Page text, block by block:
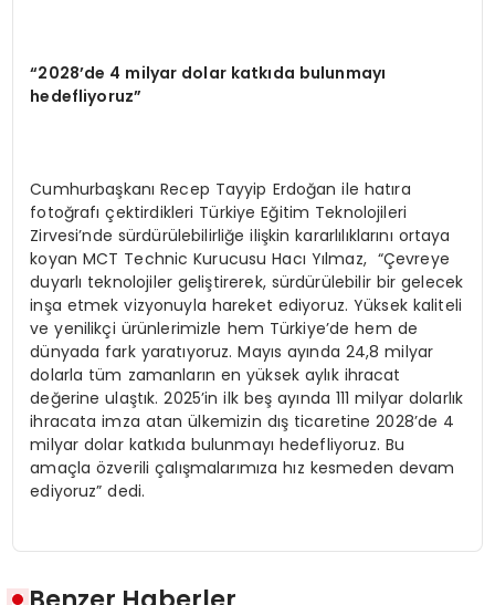
“2028’de 4 milyar dolar katkıda bulunmayı
hedefliyoruz”
Cumhurbaşkanı Recep Tayyip Erdoğan ile hatıra
fotoğrafı çektirdikleri Türkiye Eğitim Teknolojileri
Zirvesi’nde sürdürülebilirliğe ilişkin kararlılıklarını ortaya
koyan MCT Technic Kurucusu Hacı Yılmaz, “Çevreye
duyarlı teknolojiler geliştirerek, sürdürülebilir bir gelecek
inşa etmek vizyonuyla hareket ediyoruz. Yüksek kaliteli
ve yenilikçi ürünlerimizle hem Türkiye’de hem de
dünyada fark yaratıyoruz. Mayıs ayında 24,8 milyar
dolarla tüm zamanların en yüksek aylık ihracat
değerine ulaştık. 2025’in ilk beş ayında 111 milyar dolarlık
ihracata imza atan ülkemizin dış ticaretine 2028’de 4
milyar dolar katkıda bulunmayı hedefliyoruz. Bu
amaçla özverili çalışmalarımıza hız kesmeden devam
ediyoruz” dedi.